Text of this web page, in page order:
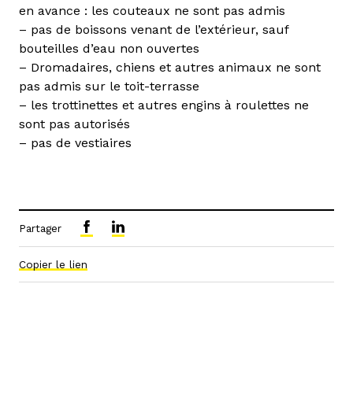
en avance : les couteaux ne sont pas admis
– pas de boissons venant de l’extérieur, sauf
bouteilles d’eau non ouvertes
– Dromadaires, chiens et autres animaux ne sont
pas admis sur le toit-terrasse
– les trottinettes et autres engins à roulettes ne
sont pas autorisés
– pas de vestiaires
Partager
Copier le lien